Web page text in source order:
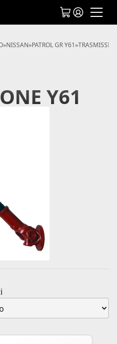
»NISSAN»PATROL GR Y61»
Y61